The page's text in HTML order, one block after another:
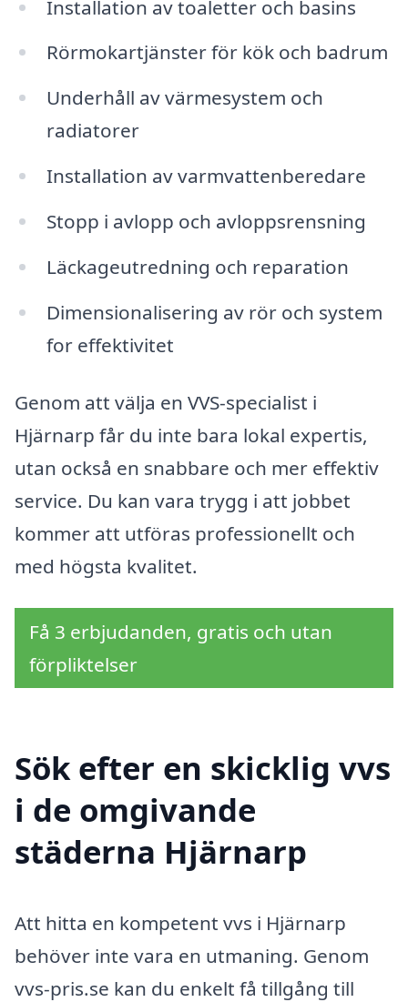
Installation av toaletter och basins
Rörmokartjänster för kök och badrum
Underhåll av värmesystem och
radiatorer
Installation av varmvattenberedare
Stopp i avlopp och avloppsrensning
Läckageutredning och reparation
Dimensionalisering av rör och system
for effektivitet
Genom att välja en VVS-specialist i
Hjärnarp får du inte bara lokal expertis,
utan också en snabbare och mer effektiv
service. Du kan vara trygg i att jobbet
kommer att utföras professionellt och
med högsta kvalitet.
Få 3 erbjudanden, gratis och utan
förpliktelser
Sök efter en skicklig vvs
i de omgivande
städerna Hjärnarp
Att hitta en kompetent vvs i Hjärnarp
behöver inte vara en utmaning. Genom
vvs-pris.se kan du enkelt få tillgång till